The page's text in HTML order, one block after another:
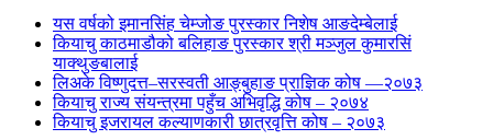
यस वर्षको इमानसिंह चेम्जोङ पुरस्कार निशेष आङदेम्बेलाई
कियाचु काठमाडौको बलिहाङ पुरस्कार श्री मञ्जुल कुमारसिं
याक्थुङबालाई
लिअके विष्णुदत्त–सरस्वती आङ्बुहाङ प्राज्ञिक कोष —२०७३
कियाचु राज्य संयन्त्रमा पहुँच अभिवृद्धि कोष – २०७४
कियाचु इजरायल कल्याणकारी छात्रवृत्ति कोष – २०७३